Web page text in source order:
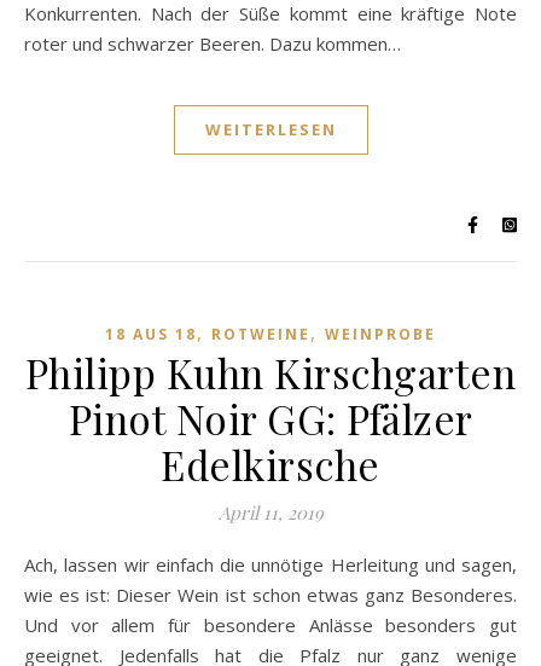
Konkurrenten. Nach der Süße kommt eine kräftige Note
roter und schwarzer Beeren. Dazu kommen…
WEITERLESEN
18 AUS 18, ROTWEINE , WEINPROBE
Philipp Kuhn Kirschgarten
Pinot Noir GG: Pfälzer
Edelkirsche
April 11, 2019
Ach, lassen wir einfach die unnötige Herleitung und sagen,
wie es ist: Dieser Wein ist schon etwas ganz Besonderes.
Und vor allem für besondere Anlässe besonders gut
geeignet. Jedenfalls hat die Pfalz nur ganz wenige